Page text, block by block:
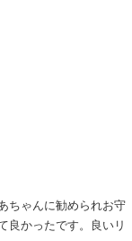
ちゃんに勧められお守
良かったです。良いリ